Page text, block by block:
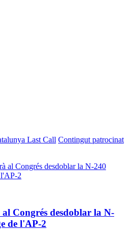
Last Call Contingut patrocinat
Congrés desdoblar la N-
de l'AP-2